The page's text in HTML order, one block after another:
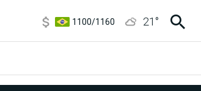
3,8/4
21 °